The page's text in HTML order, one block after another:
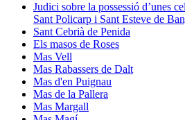
Judici sobre la possessió d’unes
Sant Policarp i Sant Esteve de
Sant Cebrià de Penida
Els masos de Roses
Mas Vell
Mas Rabassers de Dalt
Mas d'en Puignau
Mas de la Pallera
Mas Margall